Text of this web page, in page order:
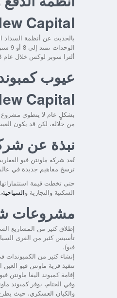
Capital
بالحديث عن أنظمة
ألترا سوبر لوكس خلال عام 2028.
Capital
بشكلٍ عام لا ينطوي مشروع
من خلاله، لكن قد يكون
نبذة عن
تُعد شركة ماونتن فيو
ترسخ مفاهيم جديدة في
السكنية والتجارية والسياحية
مشروعات
إطلاق كثير من المشاريع
تأسيس كثير من القرى
فيو).
إنشاء كثير من الكمبوندات
تنفيذ قرية ماونتن فيو
إقامة كمبوند اليفا ماونتن
وفي الختام، يوفر كمبوند
والكيان العسكري، حيث يطرح فيلات بمساحات تبدأ من 250